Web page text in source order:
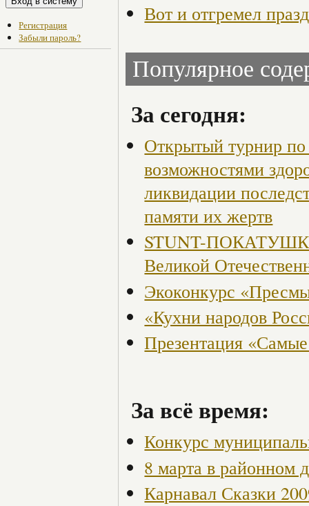
Регистрация
Забыли пароль?
Вот и отгремел
Популярное
За сегодня:
Открытый турнир
возможностями
ликвидации
памяти их жертв
STUNT-
Великой
Экоконкурс
«Кухни народов
Презентация
За всё время:
Конкурс
8 марта в районном
Карнавал Сказки